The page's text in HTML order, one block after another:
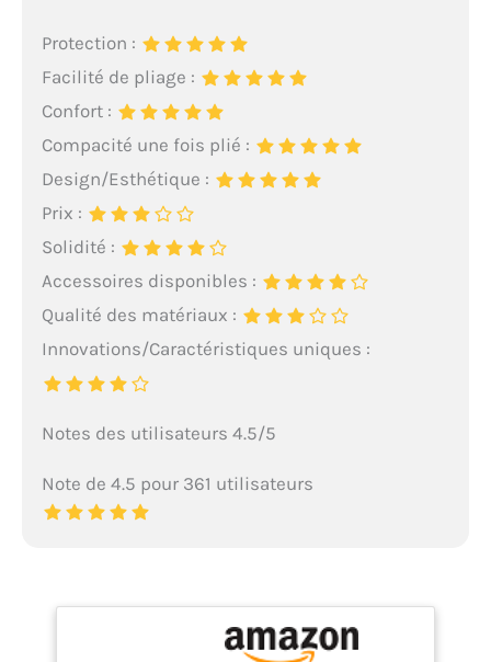
Protection :
Facilité de pliage :
Confort :
Compacité une fois plié :
Design/Esthétique :
Prix :
Solidité :
Accessoires disponibles :
Qualité des matériaux :
Innovations/Caractéristiques uniques :
Notes des utilisateurs 4.5/5
Note de 4.5 pour 361 utilisateurs